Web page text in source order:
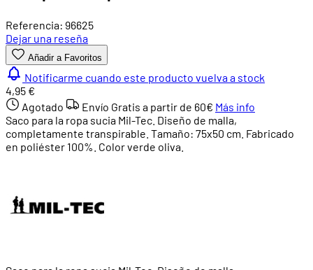
Referencia: 96625
Dejar una reseña
Añadir a Favoritos
Notificarme cuando este producto vuelva a stock
4,95 €
Agotado
Envío Gratis a partir de 60€ Más info
Saco para la ropa sucia Mil-Tec. Diseño de malla,
completamente transpirable. Tamaño: 75x50 cm. Fabricado
en poliéster 100%. Color verde oliva.